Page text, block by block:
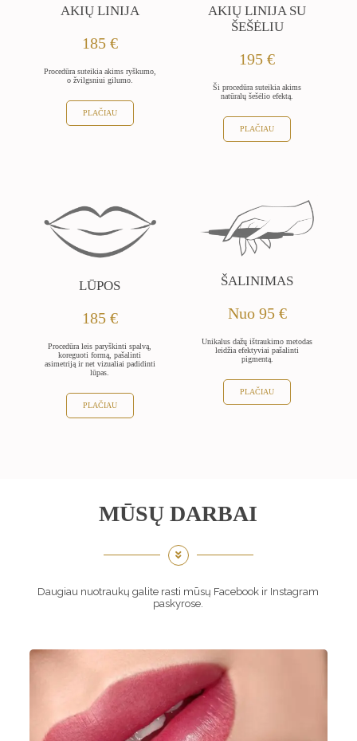
AKIŲ LINIJA
185 €
Procedūra suteikia akims ryškumo,
o žvilgsniui gilumo.
PLAČIAU
AKIŲ LINIJA SU
ŠEŠĖLIU
195 €
Ši procedūra suteikia akims
natūralų šešėlio efektą.
PLAČIAU
LŪPOS
185 €
Procedūra leis paryškinti spalvą,
koreguoti formą, pašalinti
asimetriją ir net vizualiai padidinti
lūpas.
PLAČIAU
ŠALINIMAS
Nuo 95 €
Unikalus dažų ištraukimo metodas
leidžia efektyviai pašalinti
pigmentą.
PLAČIAU
MŪSŲ DARBAI
Daugiau nuotraukų galite rasti mūsų Facebook ir Instagram
paskyrose.